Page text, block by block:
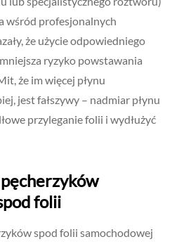
wśród profesjonalnych
że użycie odpowiedniego
ryzyko powstawania
że im więcej płynu
jest fałszywy – nadmiar płynu
przyleganie folii i wydłużyć
folii
spod folii samochodowej